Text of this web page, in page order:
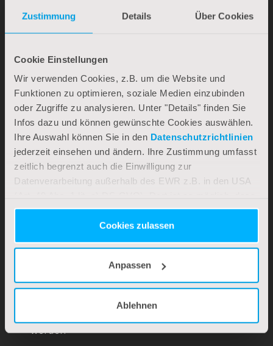
Zustimmung Details Über Cookies
Cookie Einstellungen
Wir verwenden Cookies, z.B. um die Website und
Funktionen zu optimieren, soziale Medien einzubinden
oder Zugriffe zu analysieren. Unter "Details" finden Sie
Infos dazu und können gewünschte Cookies auswählen.
Ihre Auswahl können Sie in den Datenschutzrichtlinien
jederzeit einsehen und ändern. Ihre Zustimmung umfasst
zeitlich begrenzt auch die Einwilligung zur
Datenverarbeitung außerhalb des EWR z.B. in den USA
Behörden zu Kontroll- und Überwachungszwecken auf
Ihre Daten zugreifen und dabei weder wirksame
Rechtsbehelfe noch Betroffenenrechte durchsetzbar sein
Cookies zulassen
Anpassen
Ablehnen
die perfekte Kombination, wenn du sportlich und schnell
unterwegs sein möchtest. Mit direktem Fahrgefühl und
weniger Kraftaufwand steigt der Fun-Faktor auf jeder Tour.
werden